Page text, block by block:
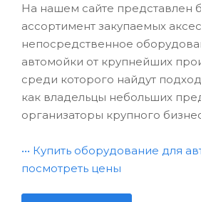
На нашем сайте представлен
ассортимент закупаемых
непосредственное
автомойки от крупнейших
среди которого найдут
как владельцы небольших
организаторы крупного
••• Купить оборудование для
посмотреть цены